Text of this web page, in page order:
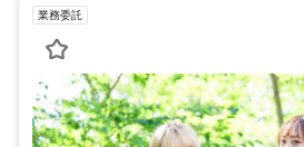
業務委託